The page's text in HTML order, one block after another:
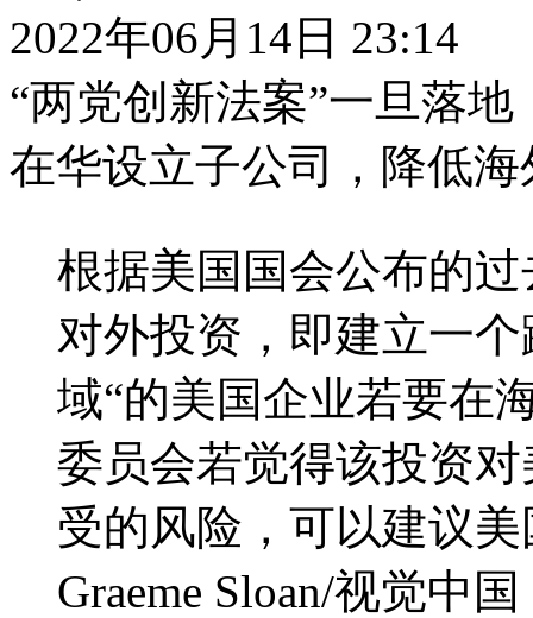
2022年06月14日 23:14
“两党创新法案”一旦落
在华设立子公司，降低
根据美国国会公布的
对外投资，即建立一
域“的美国企业若要在
委员会若觉得该投资
受的风险，可以建议
Graeme Sloan/视觉中国